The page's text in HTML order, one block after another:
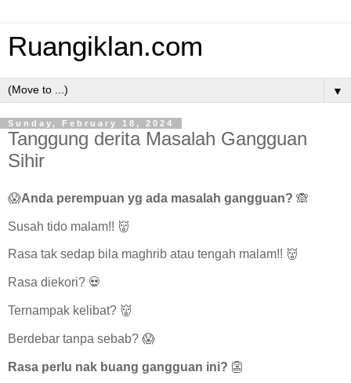
Ruangiklan.com
▼
Sunday, February 18, 2024
Tanggung derita Masalah Gangguan
Sihir
😱Anda perempuan yg ada masalah gangguan? 🙈
Susah tido malam!! 👹
Rasa tak sedap bila maghrib atau tengah malam!! 👹
Rasa diekori? 💀
Ternampak kelibat? 👹
Berdebar tanpa sebab? 😱
Rasa perlu nak buang gangguan ini? 👺